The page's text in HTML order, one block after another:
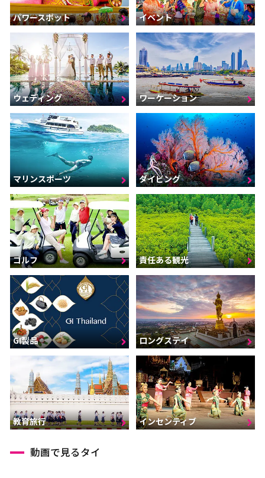
パワースポット イベント
ウェディング ワーケーション
マリンスポーツ ダイビング
ゴルフ 責任ある観光
GI製品 ロングステイ
教育旅行 インセンティブ
動画で見るタイ